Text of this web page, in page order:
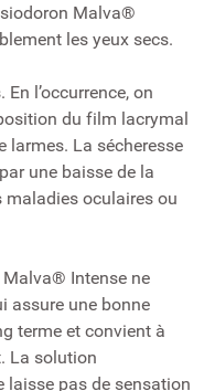
Malva®
les yeux secs.
l’occurrence, on
du film lacrymal
larmes. La sécheresse
une baisse de la
maladies oculaires ou
Intense ne
assure une bonne
terme et convient à
La solution
laisse pas de sensation